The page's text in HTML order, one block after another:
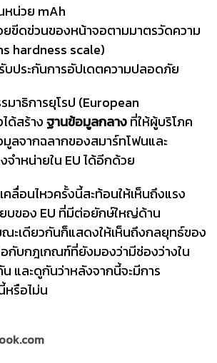
หน่วย mAh
ขีดข่วนของหน้าจอตามมาตรวัดความ
hardness scale)
บประกันการอัปเดตความปลอดภัย
าธิการยุโรป (European
ด้สร้างฐานข้อมูลกลางที่ให้ผู้บริโภค
มูลจากฉลากของสมาร์ทโฟนและ
จำหน่ายใน EU ได้อีกด้วย
คลื่อนไหวครั้งนี้สะท้อนให้เห็นถึงแรง
บของ EU ที่มีต่อยักษ์ใหญ่ด้าน
ณะเดียวกันก็แสดงให้เห็นถึงกลยุทธ์ของ
กับกฎเกณฑ์ที่ยังมองว่ามีช่องว่างใน
และดูกันว่าหลังจากนี้จะมีการ
หรือไม่น